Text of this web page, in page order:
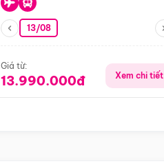
13/08
Giá từ:
13.990.000đ Xem chi tiết